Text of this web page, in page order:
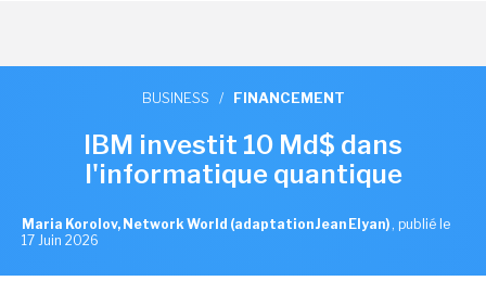
BUSINESS / FINANCEMENT
IBM investit 10 Md$ dans
l'informatique quantique
Maria Korolov, Network World (adaptation Jean Elyan) , publié le
17 Juin 2026